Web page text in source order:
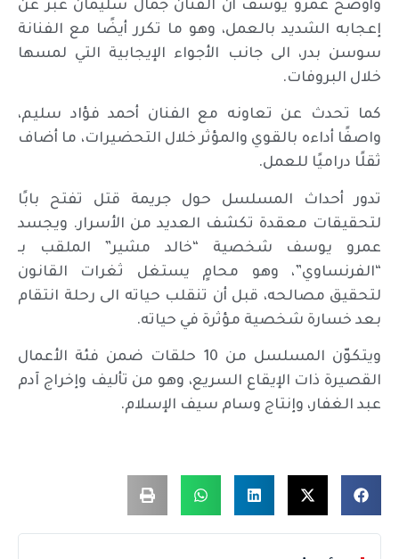
وأوضح عمرو يوسف أن الفنان جمال سليمان عبّر عن
إعجابه الشديد بالعمل، وهو ما تكرر أيضًا مع الفنانة
سوسن بدر، الى جانب الأجواء الإيجابية التي لمسها
خلال البروفات.
كما تحدث عن تعاونه مع الفنان أحمد فؤاد سليم،
واصفًا أداءه بالقوي والمؤثر خلال التحضيرات، ما أضاف
ثقلًا دراميًا للعمل.
تدور أحداث المسلسل حول جريمة قتل تفتح بابًا
لتحقيقات معقدة تكشف العديد من الأسرار. ويجسد
عمرو يوسف شخصية “خالد مشير” الملقب بـ
“الفرنساوي”، وهو محامٍ يستغل ثغرات القانون
لتحقيق مصالحه، قبل أن تنقلب حياته الى رحلة انتقام
بعد خسارة شخصية مؤثرة في حياته.
ويتكوّن المسلسل من 10 حلقات ضمن فئة الأعمال
القصيرة ذات الإيقاع السريع، وهو من تأليف وإخراج آدم
عبد الغفار، وإنتاج وسام سيف الإسلام.